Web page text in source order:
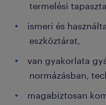
termelési
ismeri és
eszköztárat,
van gyakorlata
normázásban,
magabiztosan